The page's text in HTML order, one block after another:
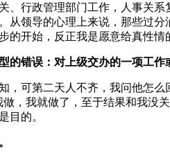
、行政管理部门工作，人事关
从领导的心理上来说，那些过
的开始，反正我是愿意给真性情
的错误：对上级交办的一项工
，可第二天人不齐，我问他怎
，我就做了，至于结果和我没
目的。